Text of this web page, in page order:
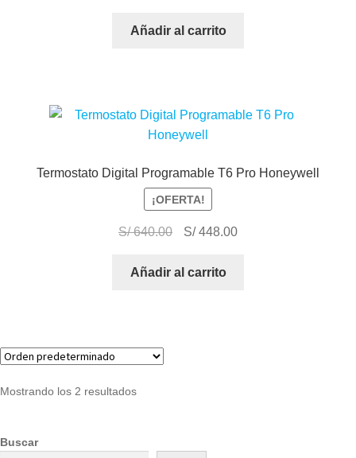
Añadir al carrito
Termostato Digital Programable T6 Pro Honeywell
¡OFERTA!
S/640.00 S/448.00
Añadir al carrito
Mostrando los 2 resultados
Buscar